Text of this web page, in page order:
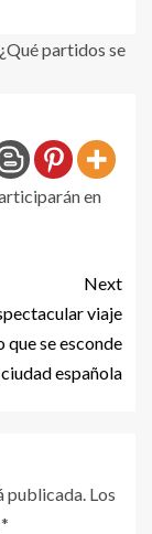
en
Next
viaje
que se esconde
española
publicada. Los
*